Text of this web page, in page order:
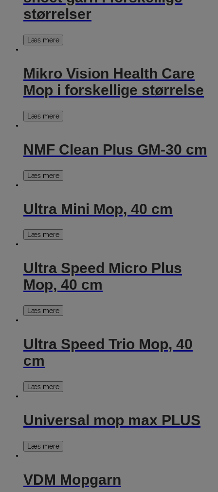
størrelser
Læs mere
Mikro Vision Health Care
Mop i forskellige størrelse
Læs mere
NMF Clean Plus GM-30 cm
Læs mere
Ultra Mini Mop, 40 cm
Læs mere
Ultra Speed Micro Plus
Mop, 40 cm
Læs mere
Ultra Speed Trio Mop, 40
cm
Læs mere
Universal mop max PLUS
Læs mere
VDM Mopgarn